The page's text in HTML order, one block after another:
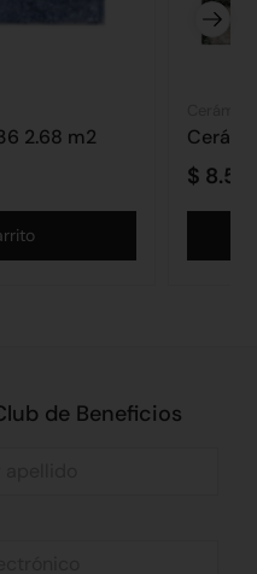
2.68 m2
$
de Beneficios